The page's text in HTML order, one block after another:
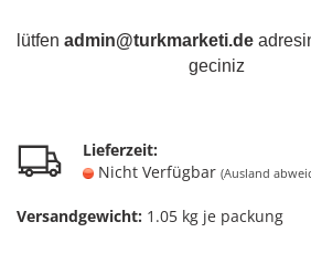
lütfen admin@turkmarketi.de
geciniz
Lieferzeit:
Nicht Verfügbar (Ausland
Versandgewicht: 1.05 kg je packung